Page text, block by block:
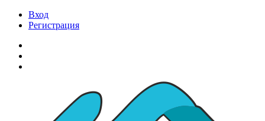
Вход
Регистрация